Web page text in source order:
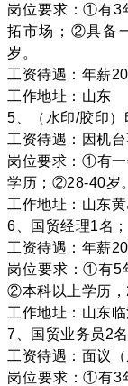
岗位要求：①有3
拓市场；②具备
岁。
工资待遇：年薪
工作地址：山东
5、（水印/胶印）
工资待遇：因机
岗位要求：①有一
学历；②28-40岁。
工作地址： 山东
6、国贸经理1名；
工资待遇：年薪
岗位要求：①有5
②本科以上学历，
工作地址：山东
7、国贸业务员2名
工资待遇：面议（
岗位要求：①有3